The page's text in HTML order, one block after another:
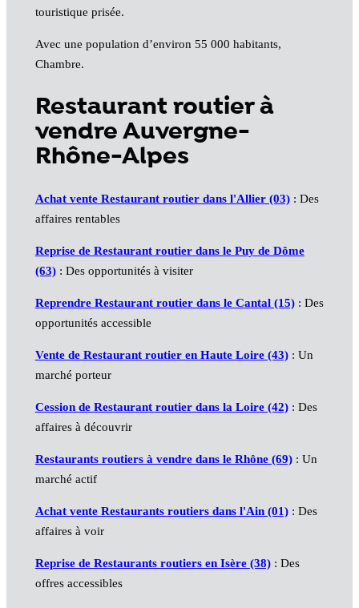
touristique prisée.
Avec une population d’environ 55 000 habitants,
Chambre.
Restaurant routier à
vendre Auvergne-
Rhône-Alpes
Achat vente Restaurant routier dans l'Allier (03): Des
affaires rentables
Reprise de Restaurant routier dans le Puy de Dôme
(63): Des opportunités à visiter
Reprendre Restaurant routier dans le Cantal (15): Des
opportunités accessible
Vente de Restaurant routier en Haute Loire (43): Un
marché porteur
Cession de Restaurant routier dans la Loire (42): Des
affaires à découvrir
Restaurants routiers à vendre dans le Rhône (69): Un
marché actif
Achat vente Restaurants routiers dans l'Ain (01): Des
affaires à voir
Reprise de Restaurants routiers en Isère (38): Des
offres accessibles